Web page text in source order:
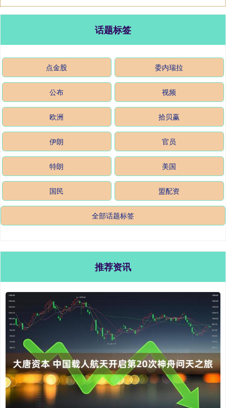
话题标签
点金股 委内瑞拉
公布 视频
欧洲 拾贝赢
伊朗 官员
特朗 美国
国民 盟配资
全部话题标签
推荐资讯